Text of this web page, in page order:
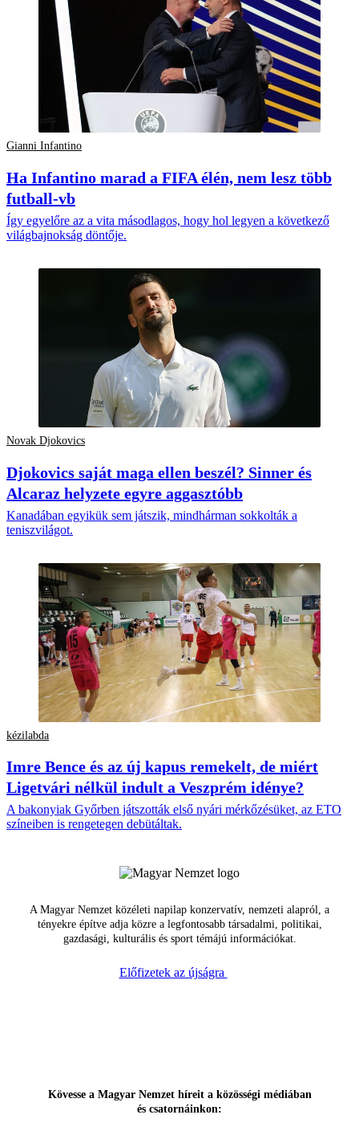
Gianni Infantino
Ha Infantino marad a FIFA élén, nem lesz több
futball-vb
Így egyelőre az a vita másodlagos, hogy hol legyen a következő
világbajnokság döntője.
Novak Djokovics
Djokovics saját maga ellen beszél? Sinner és
Alcaraz helyzete egyre aggasztóbb
Kanadában egyikük sem játszik, mindhárman sokkolták a
teniszvilágot.
kézilabda
Imre Bence és az új kapus remekelt, de miért
Ligetvári nélkül indult a Veszprém idénye?
A bakonyiak Győrben játszották első nyári mérkőzésüket, az ETO
színeiben is rengetegen debütáltak.
A Magyar Nemzet közéleti napilap konzervatív, nemzeti alapról, a
tényekre építve adja közre a legfontosabb társadalmi, politikai,
gazdasági, kulturális és sport témájú információkat.
Előfizetek az újságra
Kövesse a Magyar Nemzet híreit a közösségi médiában
és csatornáinkon: